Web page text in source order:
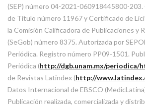
(SEP) número 04-2021-060918445800-
de Título número 11967 y Certificado de
la Comisión Calificadora de Publicaciones y
(SeGob) número 8375. Autorizada por
Periódica. Registro número PP09-1501.
Periódica (http://dgb.unam.mx/periodica/
de Revistas Latindex (http://
Datos Internacional de EBSCO
Publicación realizada, comercializada y